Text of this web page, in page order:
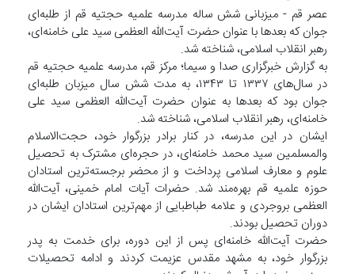
عصر قم - میزبانی شش ساله مدرسه علمیه حجتیه قم از طلبه‌ای
جوان که بعد‌ها با عنوان حضرت آیت‌الله العظمی سید علی خامنه‌ای،
رهبر انقلاب اسلامی، شناخته شد.
به گزارش خبرگزاری صدا و سیما؛ مرکز قم، مدرسه علمیه حجتیه قم
در سال‌های ۱۳۳۷ تا ۱۳۴۳، به مدت شش سال میزبان طلبه‌ای
جوان بود که بعدها به عنوان حضرت آیت‌الله العظمی سید علی
خامنه‌ای، رهبر انقلاب اسلامی، شناخته شد.
ایشان در این مدرسه، در کنار برادر بزرگوار خود، حجت‌الاسلام
والمسلمین سید محمد خامنه‌ای، در حجره‌ای مشترک به تحصیل
علوم و معارف اسلامی پرداخت و از محضر برجسته‌ترین استادان
حوزه علمیه قم بهره‌مند شد. حضرات آیات امام خمینی، آیت‌الله
العظمی بروجردی و علامه طباطبایی از مهم‌ترین استادان ایشان در
دوران تحصیل بودند.
حضرت آیت‌الله خامنه‌ای پس از این دوره، برای خدمت به پدر
بزرگوار خود، به مشهد مقدس عزیمت کردند و ادامه تحصیلات